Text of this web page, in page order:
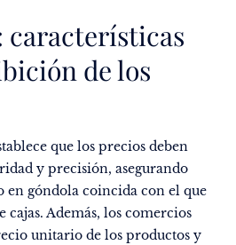
características
de los
que los precios deben
y precisión, asegurando
en góndola coincida con el que
cajas. Además, los comercios
unitario de los productos y